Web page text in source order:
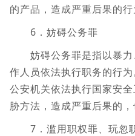
的产品，造成严重后果的行
6．妨碍公务罪
妨碍公务罪是指以暴力
作人员依法执行职务的行为
公安机关依法执行国家安
胁方法，造成严重后果的，
7．滥用职权罪、玩忽